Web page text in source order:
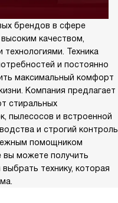
брендов в сфере
качеством,
Техника
и постоянно
максимальный комфорт
Компания предлагает
стиральных
пылесосов и встроенной
и строгий контроль
помощником
вы можете получить
технику, которая